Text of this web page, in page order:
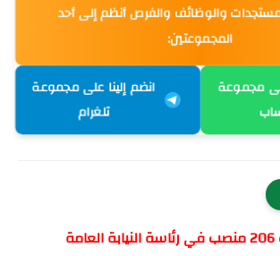
والوظائف والفرص أنظم إلى أحد
المجموعتين:
مجموعة
انضم إلينا على مجموعة
تلغرام